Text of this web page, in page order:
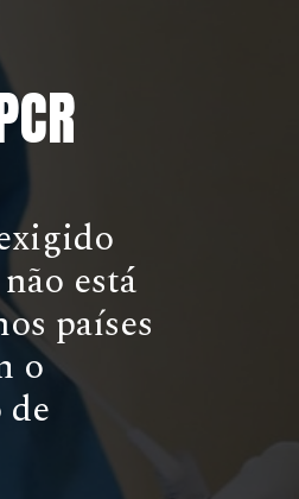
está
países
o